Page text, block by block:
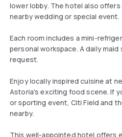
lower lobby. The hotel also
nearby wedding or special event.
Each room includes a mini-
personal workspace. A daily maid
request.
Enjoy locally inspired cuisine at
Astoria's exciting food scene. If
or sporting event, Citi Field and
nearby.
This well-appointed hotel offers